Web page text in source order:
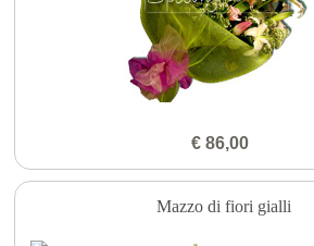
€ 86,00
Mazzo di fiori gialli